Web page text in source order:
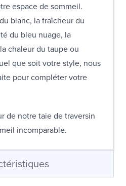
espace de sommeil.
blanc, la fraîcheur du
du bleu nuage, la
chaleur du taupe ou
que soit votre style, nous
pour compléter votre
de notre taie de traversin
incomparable.